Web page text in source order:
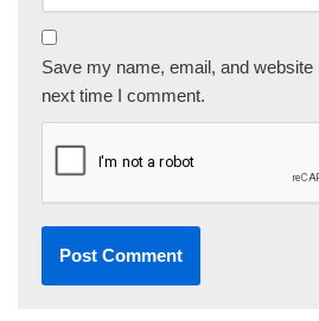
Save my name, email, and
next time I comment.